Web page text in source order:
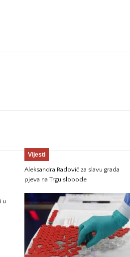
Vijesti
Aleksandra Radović za slavu grada
pjeva na Trgu slobode
u